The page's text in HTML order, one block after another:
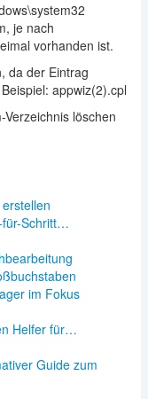
je nach
vorhanden ist.
da der Eintrag
appwiz(2).cpl
löschen
für-Schritt…
im Fokus
Helfer für…
Guide zum